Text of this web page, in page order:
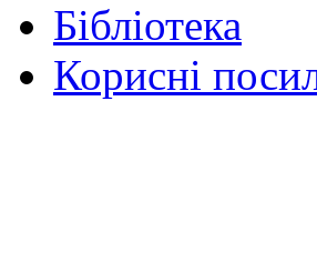
Бібліотека
Корисні